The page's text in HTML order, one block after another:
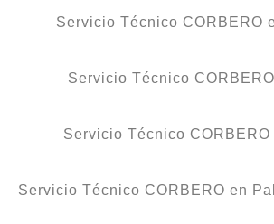
Servicio Técnico CORBERO
Servicio Técnico
Servicio Técnico
Servicio Técnico CORBERO en